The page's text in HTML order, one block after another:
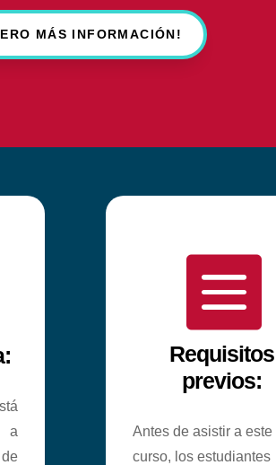
MÁS INFORMACIÓN!

Requisitos
previos:
Antes de asistir a este
curso, los estudiantes